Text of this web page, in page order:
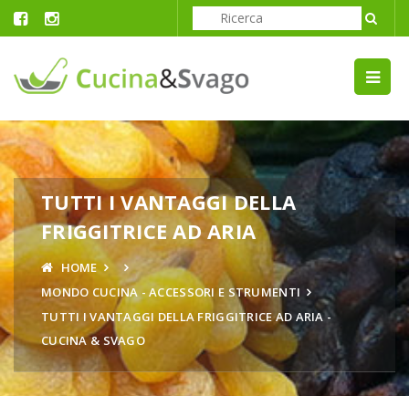
TUTTI I VANTAGGI DELLA
FRIGGITRICE AD ARIA
HOME
MONDO CUCINA - ACCESSORI E STRUMENTI
TUTTI I VANTAGGI DELLA FRIGGITRICE AD ARIA -
CUCINA & SVAGO